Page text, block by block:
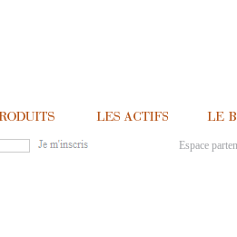
Espace